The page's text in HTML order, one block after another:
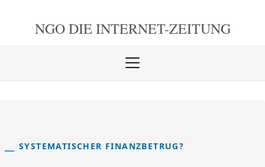
NGO DIE INTERNET-ZEITUNG
Menü
SYSTEMATISCHER FINANZBETRUG?